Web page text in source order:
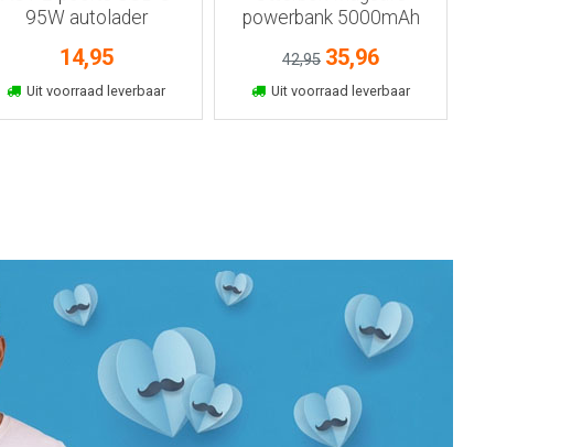
95W autolader
14,95
Uit voorraad leverbaar
In winkelmand
powerbank 5000mAh
42,95 35,96
Uit voorraad leverbaar
In winkelmand